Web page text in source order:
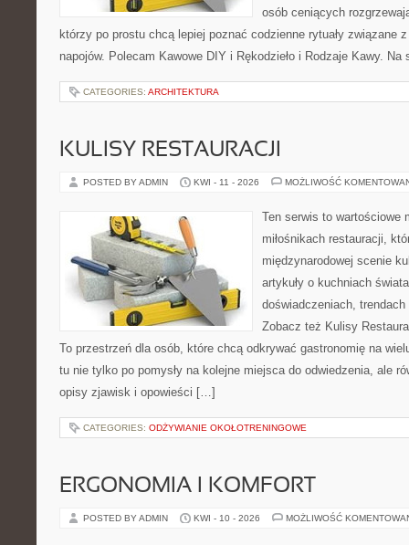
osób ceniących
którzy po prostu chcą lepiej poznać codzienne rytuały związane
napojów. Polecam Kawowe DIY i Rękodzieło i Rodzaje Kawy.
CATEGORIES: ARCHITEKTURA
KULISY RESTAURACJI
POSTED BY ADMIN KWI - 11 - 2026 MOŻLIWOŚĆ
Ten serwis to wartościowe
miłośnikach restauracji,
międzynarodowej scenie
artykuły o kuchniach
doświadczeniach,
Zobacz też Kulisy
To przestrzeń dla osób, które chcą odkrywać gastronomię na
tu nie tylko po pomysły na kolejne miejsca do odwiedzenia, ale
opisy zjawisk i opowieści […]
CATEGORIES: ODŻYWIANIE OKOŁOTRENINGOWE
ERGONOMIA I KOMFORT
POSTED BY ADMIN KWI - 10 - 2026 MOŻLIWOŚĆ